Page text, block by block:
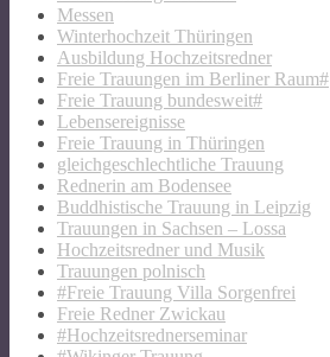
Messen
Winterhochzeit Thüringen
Ausbildung Hochzeitsredner
Freie Trauungen im Berliner Raum#
Freie Trauung bundesweit#
Lebensereignisse
Freie Trauung in Thüringen
gleichgeschlechtliche Trauung
Rednerin am Bodensee
Buddhistische Trauung in Leipzig
Trauungen in Sachsen – Lossa
Hochzeitsredner und Musik
Trauungen polnisch
#Freie Trauung Villa Sorgenfrei
Freie Redner Zwickau
#Hochzeitsrednerseminar